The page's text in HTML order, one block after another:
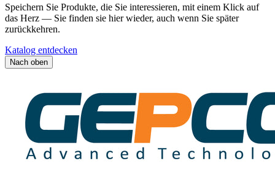
Speichern Sie Produkte, die Sie interessieren, mit einem Klick auf
das Herz — Sie finden sie hier wieder, auch wenn Sie später
zurückkehren.
Katalog entdecken
Nach oben